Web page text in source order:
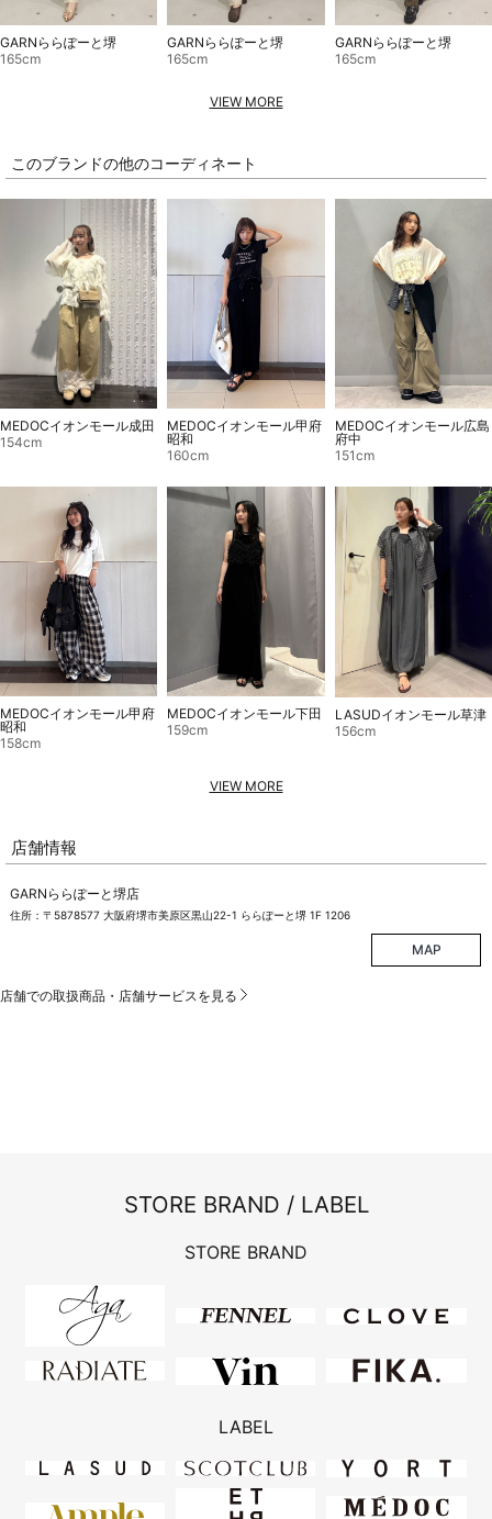
GARNららぽーと堺
165cm
GARNららぽーと堺
165cm
GARNららぽーと堺
165cm
VIEW MORE
このブランドの他のコーディネート
MEDOCイオンモール成田
154cm
MEDOCイオンモール甲府
昭和
160cm
MEDOCイオンモール広島
府中
151cm
MEDOCイオンモール甲府
昭和
158cm
MEDOCイオンモール下田
159cm
LASUDイオンモール草津
156cm
VIEW MORE
店舗情報
GARNららぽーと堺店
住所：〒5878577 大阪府堺市美原区黒山22-1 ららぽーと堺 1F 1206
MAP
店舗での取扱商品・店舗サービスを見る
STORE BRAND / LABEL
STORE BRAND
LABEL